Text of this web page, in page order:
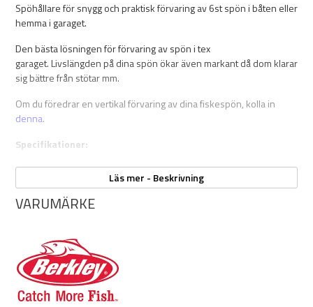
Spöhållare för snygg och praktisk förvaring av 6st spön i båten eller
hemma i garaget.
Den bästa lösningen för förvaring av spön i tex
garaget. Livslängden på dina spön ökar även markant då dom klarar
sig bättre från stötar mm.
Om du föredrar en vertikal förvaring av dina fiskespön, kolla in
denna.
Specifikationer:
Levereras i par
Horisontell montering = liggande spön
Läs mer - Beskrivning
VARUMÄRKE